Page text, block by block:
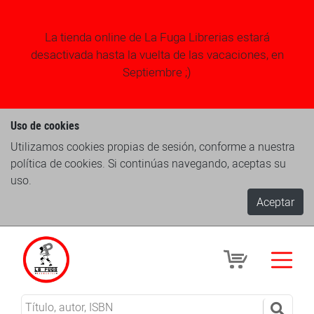
La tienda online de La Fuga Librerias estará
desactivada hasta la vuelta de las vacaciones, en
Septiembre ;)
Uso de cookies
Utilizamos cookies propias de sesión, conforme a nuestra
política de cookies. Si continúas navegando, aceptas su
uso.
Aceptar